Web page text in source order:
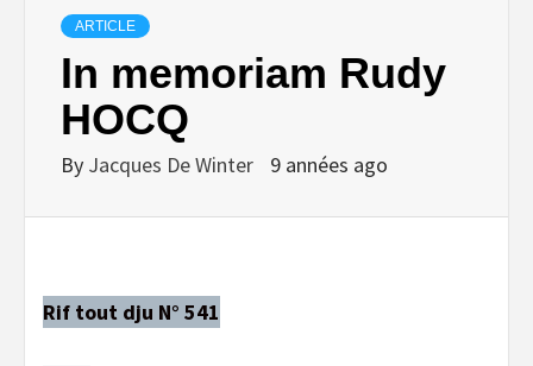
ARTICLE
In memoriam Rudy
HOCQ
By Jacques De Winter 9 années ago
Rif tout dju N° 541